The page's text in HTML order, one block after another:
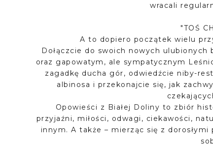
wracali
"TOŚ
A to dopiero początek wielu
Dołączcie do swoich nowych
oraz gapowatym, ale sympatycznym
zagadkę ducha gór, odwiedźcie niby-
albinosa i przekonajcie się, jak
Opowieści z Białej Doliny to zbiór
przyjaźni, miłości, odwagi, ciekawości,
innym. A także – mierząc się z